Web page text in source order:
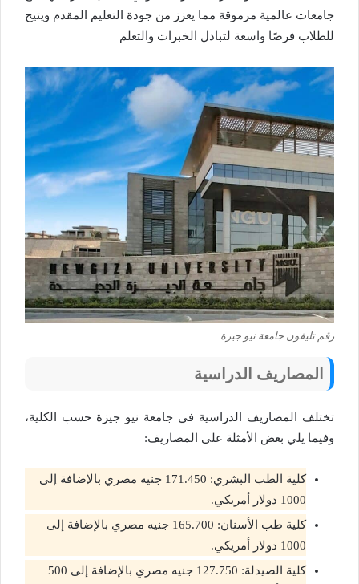
جامعات عالمية مرموقة مما يعزز من جودة التعليم المقدم ويتيح
للطلاب فرصًا واسعة لتبادل الخبرات والتعلم
رقم تليفون جامعة نيو جيزة
المصاريف الدراسية
تختلف المصاريف الدراسية في جامعة نيو جيزة حسب الكلية،
وفيما يلي بعض الأمثلة على المصاريف:
كلية الطب البشري: 171.450 جنيه مصري بالإضافة إلى
1000 دولار أمريكي.
كلية طب الأسنان: 165.700 جنيه مصري بالإضافة إلى
1000 دولار أمريكي.
كلية الصيدلة: 127.750 جنيه مصري بالإضافة إلى 500